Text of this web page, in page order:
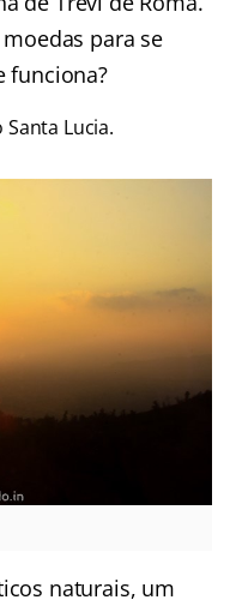
para se
funciona?
Lucia.
naturais, um